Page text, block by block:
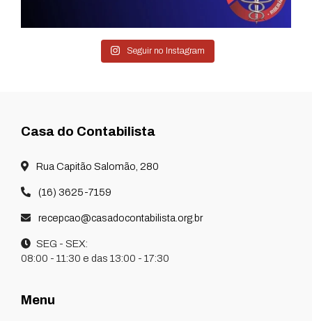
Seguir no Instagram
Casa do Contabilista
Rua Capitão Salomão, 280
(16) 3625-7159
recepcao@casadocontabilista.org.br
SEG - SEX:
08:00 - 11:30 e das 13:00 - 17:30
Menu